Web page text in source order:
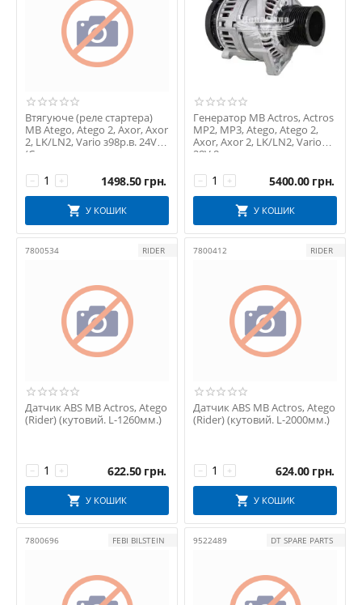
Втягуюче (реле стартера)
MB Atego, Atego 2, Axor, Axor
2, LK/LN2, Vario з98р.в. 24V
(Ca...
+
− 1498.50 грн.
У КОШИК
Генератор MB Actros, Actros
MP2, MP3, Atego, Atego 2,
Axor, Axor 2, LK/LN2, Vario
28V 8...
+
− 5400.00 грн.
У КОШИК
7800534 RIDER
Датчик ABS MB Actros, Atego
(Rider) (кутовий. L-1260мм.)
+
− 622.50 грн.
У КОШИК
7800412 RIDER
Датчик ABS MB Actros, Atego
(Rider) (кутовий. L-2000мм.)
+
− 624.00 грн.
У КОШИК
7800696 FEBI BILSTEIN 9522489 DT SPARE PARTS